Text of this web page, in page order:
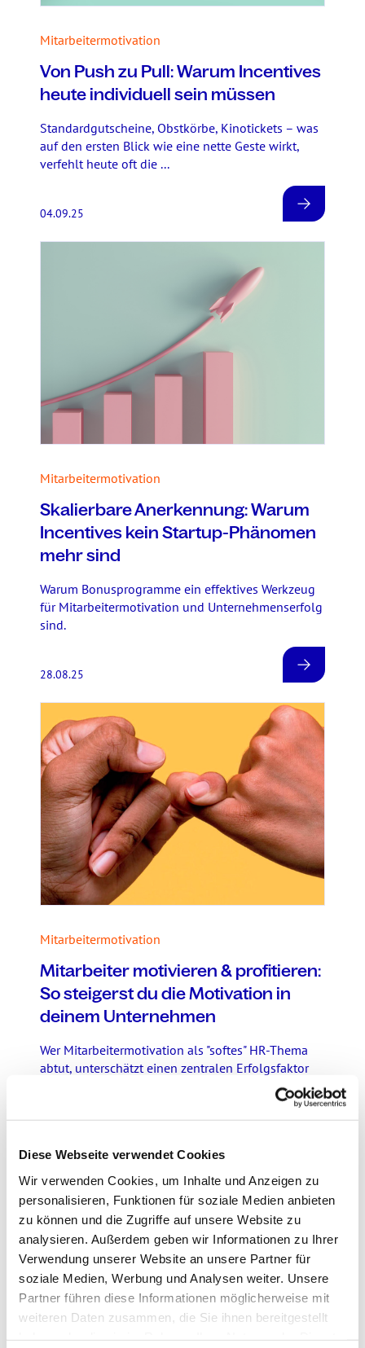
Diese Webseite verwendet Cookies
Wir verwenden Cookies, um Inhalte und Anzeigen zu
personalisieren, Funktionen für soziale Medien anbieten
zu können und die Zugriffe auf unsere Website zu
analysieren. Außerdem geben wir Informationen zu Ihrer
Verwendung unserer Website an unsere Partner für
soziale Medien, Werbung und Analysen weiter. Unsere
Partner führen diese Informationen möglicherweise mit
weiteren Daten zusammen, die Sie ihnen bereitgestellt
Mitarbeitermotivation
Von Push zu Pull: Warum Incentives
heute individuell sein müssen
Standardgutscheine, Obstkörbe, Kinotickets – was
auf den ersten Blick wie eine nette Geste wirkt,
verfehlt heute oft die ...
04.09.25
Mitarbeitermotivation
Skalierbare Anerkennung: Warum
Incentives kein Startup-Phänomen
mehr sind
Warum Bonusprogramme ein effektives Werkzeug
für Mitarbeitermotivation und Unternehmenserfolg
sind.
28.08.25
Mitarbeitermotivation
Mitarbeiter motivieren & profitieren:
So steigerst du die Motivation in
deinem Unternehmen
Wer Mitarbeitermotivation als "softes" HR-Thema
abtut, unterschätzt einen zentralen Erfolgsfaktor